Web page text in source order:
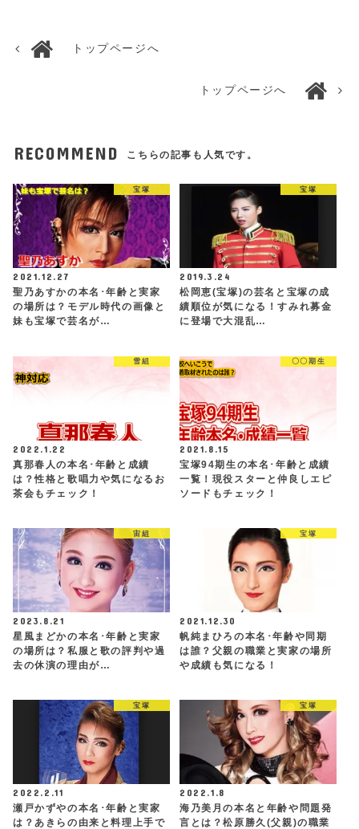
トップページへ
トップページへ
RECOMMEND こちらの記事も人気です。
宝塚
2021.12.27
聖乃あすかの本名･年齢と実家
の場所は？モデル時代の画像と
妹も宝塚で芸名が…
宝塚
2019.3.24
松岡恵(宝塚)の芸名と宝塚の成
績順位が気になる！すみれ募金
に登場で大混乱…
雪組
2022.1.22
真那春人の本名･年齢と成績
は？性格と歌唱力や気になるお
茶会もチェック！
〇〇期生
2021.8.15
宝塚94期生の本名･年齢と成績
一覧！現役スターと仲良しエピ
ソードもチェック！
宙組
2023.8.21
星風まどかの本名･年齢と実家
の場所は？私服と歌の評判や過
去の休演の理由が…
宝塚
2021.12.30
帆純まひろの本名･年齢や同期
は誰？父親の職業と実家の場所
や成績も気になる！
宝塚
2022.2.11
瀬戸かずやの本名･年齢と実家
は？あきらの由来と料理上手で
宝塚
2022.1.8
海乃美月の本名と年齢や問題発
言とは？松原勝久(父親)の職業